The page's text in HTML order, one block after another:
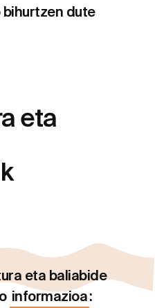
bihurtzen dute
eta
eta baliabide
informazioa :